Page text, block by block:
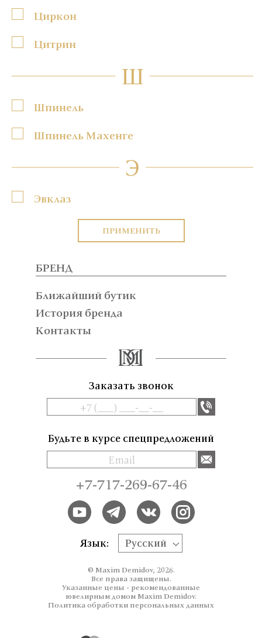
Циркон
Цитрин
Ш
Шпинель
Шпинель Махенге
Э
Эвклаз
ПРИМЕНИТЬ
БРЕНД
Ближайший бутик
История бренда
Контакты
Заказать звонок
Будьте в курсе спецпредложений
+7-717-269-67-46
Язык: Русский
© Maxim Demidov, 2026.
Все права защищены.
Указанные цены - рекомендованные
ювелирным домом Maxim Demidov.
Политика обработки персональных данных